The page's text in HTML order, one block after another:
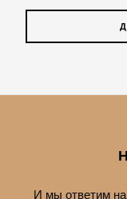
И мы ответим